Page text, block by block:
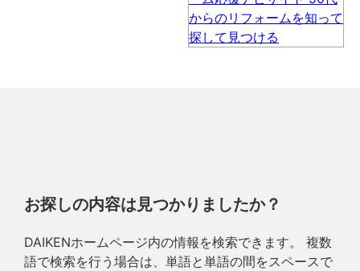
お探しの内容は見つかりましたか？
DAIKENホームページ内の情報を検索できます。 複数
語で検索を行う場合は、単語と単語の間をスペースで